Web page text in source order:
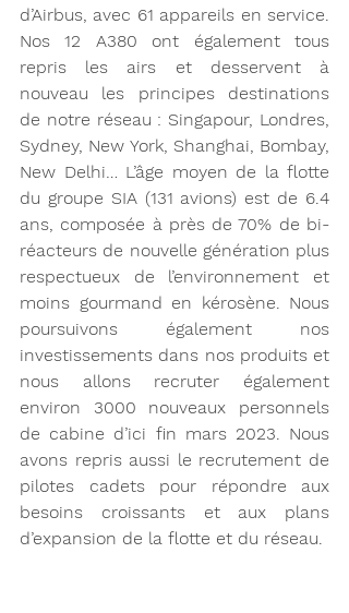
d’Airbus, avec 61 appareils en service.
Nos 12 A380 ont également tous
repris les airs et desservent à
nouveau les principes destinations
de notre réseau : Singapour, Londres,
Sydney, New York, Shanghai, Bombay,
New Delhi… L’âge moyen de la flotte
du groupe SIA (131 avions) est de 6.4
ans, composée à près de 70% de bi-
réacteurs de nouvelle génération plus
respectueux de l’environnement et
moins gourmand en kérosène. Nous
poursuivons également nos
investissements dans nos produits et
nous allons recruter également
environ 3000 nouveaux personnels
de cabine d’ici fin mars 2023. Nous
avons repris aussi le recrutement de
pilotes cadets pour répondre aux
besoins croissants et aux plans
d’expansion de la flotte et du réseau.